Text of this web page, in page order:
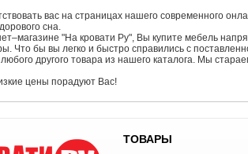
вас на страницах нашего современного
сна.
"На кровати Ру", Вы купите мебель
Что бы вы легко и быстро справились с
другого товара из нашего каталога. Мы
цены порадуют Вас!
ТОВАРЫ